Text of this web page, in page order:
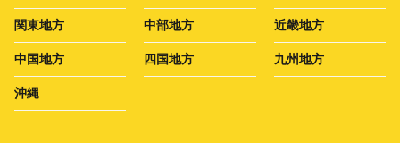
関東地方 中部地方 近畿地方
中国地方 四国地方 九州地方
沖縄